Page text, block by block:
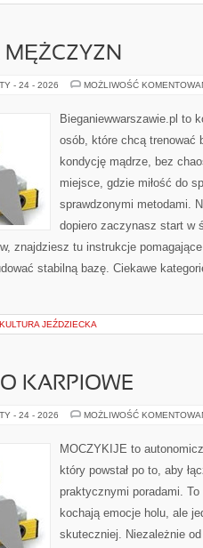
MĘŻCZYZN
- 24 - 2026 MOŻLIWOŚĆ
Bieganiewwarszawie.pl to
osób, które chcą trenować
kondycję mądrze, bez
miejsce, gdzie miłość do
sprawdzonymi metodami.
dopiero zaczynasz start w
znajdziesz tu instrukcje
stabilną bazę. Ciekawe
JEŹDZIECKA
KARPIOWE
- 24 - 2026 MOŻLIWOŚĆ
MOCZYKIJE to
który powstał po to, aby
praktycznymi poradami.
kochają emocje holu, ale
skuteczniej. Niezależnie